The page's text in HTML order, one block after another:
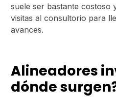
suele ser bastante costoso
visitas al consultorio para
avances.
Alineadores
dónde